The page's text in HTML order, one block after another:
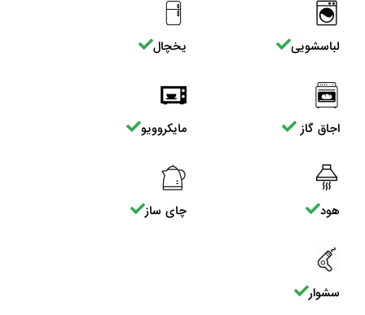
لباسشویی یخچال
اجاق گاز مایکروویو
هود چای ساز
سشوار